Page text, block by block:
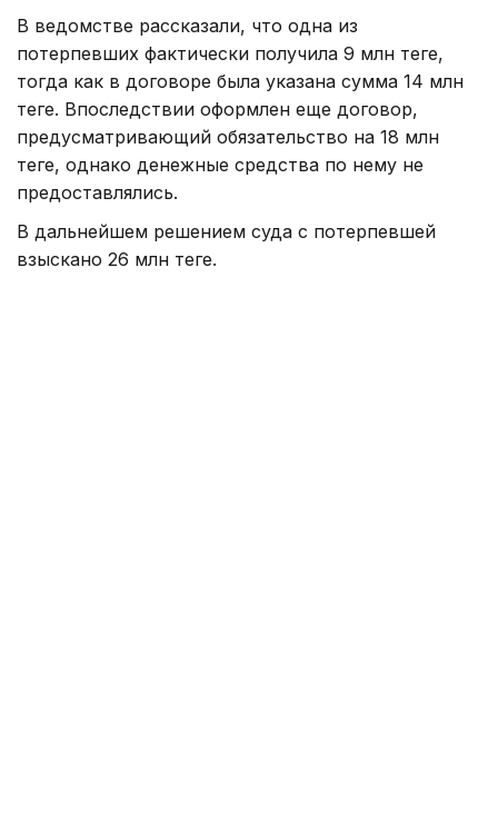
В ведомстве рассказали, что одна из
потерпевших фактически получила 9 млн теңге,
тогда как в договоре была указана сумма 14 млн
теңге. Впоследствии оформлен еще договор,
предусматривающий обязательство на 18 млн
теңге, однако денежные средства по нему не
предоставлялись.
В дальнейшем решением суда с потерпевшей
взыскано 26 млн теңге.